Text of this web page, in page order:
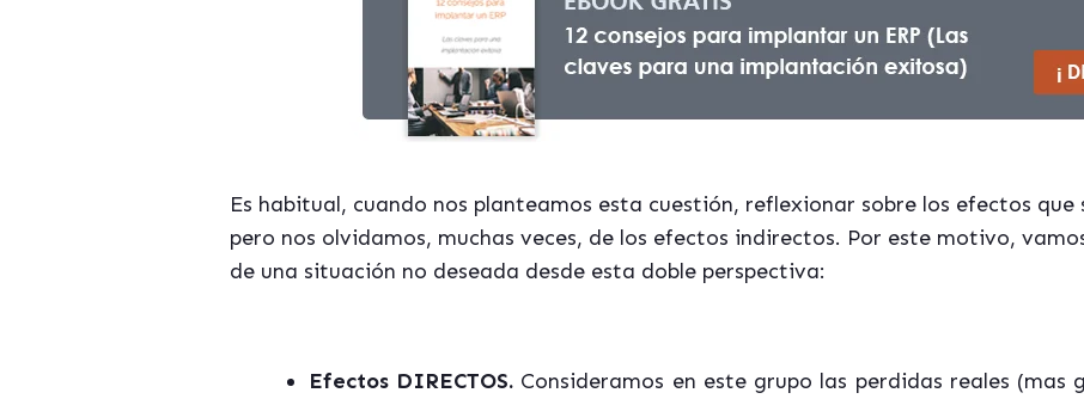
Es habitual, cuando nos planteamos esta cuestión, reflexionar sobre los efectos
pero nos olvidamos, muchas veces, de los efectos indirectos. Por este motivo,
de una situación no deseada desde esta doble perspectiva:
Efectos DIRECTOS. Consideramos en este grupo las perdidas reales (mas